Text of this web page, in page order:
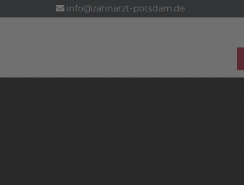
info@zahnarzt-potsdam.de